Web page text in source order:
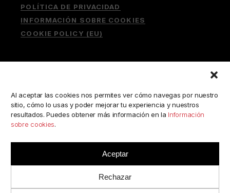
Al aceptar las cookies nos permites ver cómo navegas por nuestro
sitio, cómo lo usas y poder mejorar tu experiencia y nuestros
resultados. Puedes obtener más información en la Información
sobre cookies.
Aceptar
Rechazar
POLÍTICA DE PRIVACIDAD
INFORMACIÓN SOBRE COOKIES
COOKIE POLICY (EU)
Buscar: